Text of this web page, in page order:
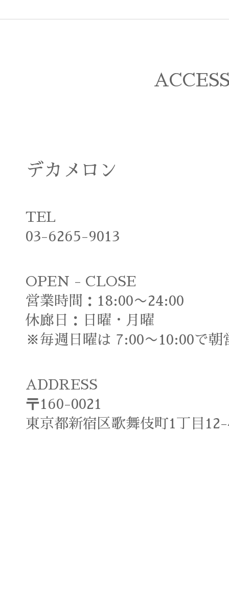
デカメロン
TEL
03-6265-9013
OPEN - CLOSE
営業時間：18:00〜24:00
休廊日：日曜・月曜
※毎週日曜は 7:00〜10:00で朝
ADDRESS
〒160-0021
東京都新宿区歌舞伎町1丁目